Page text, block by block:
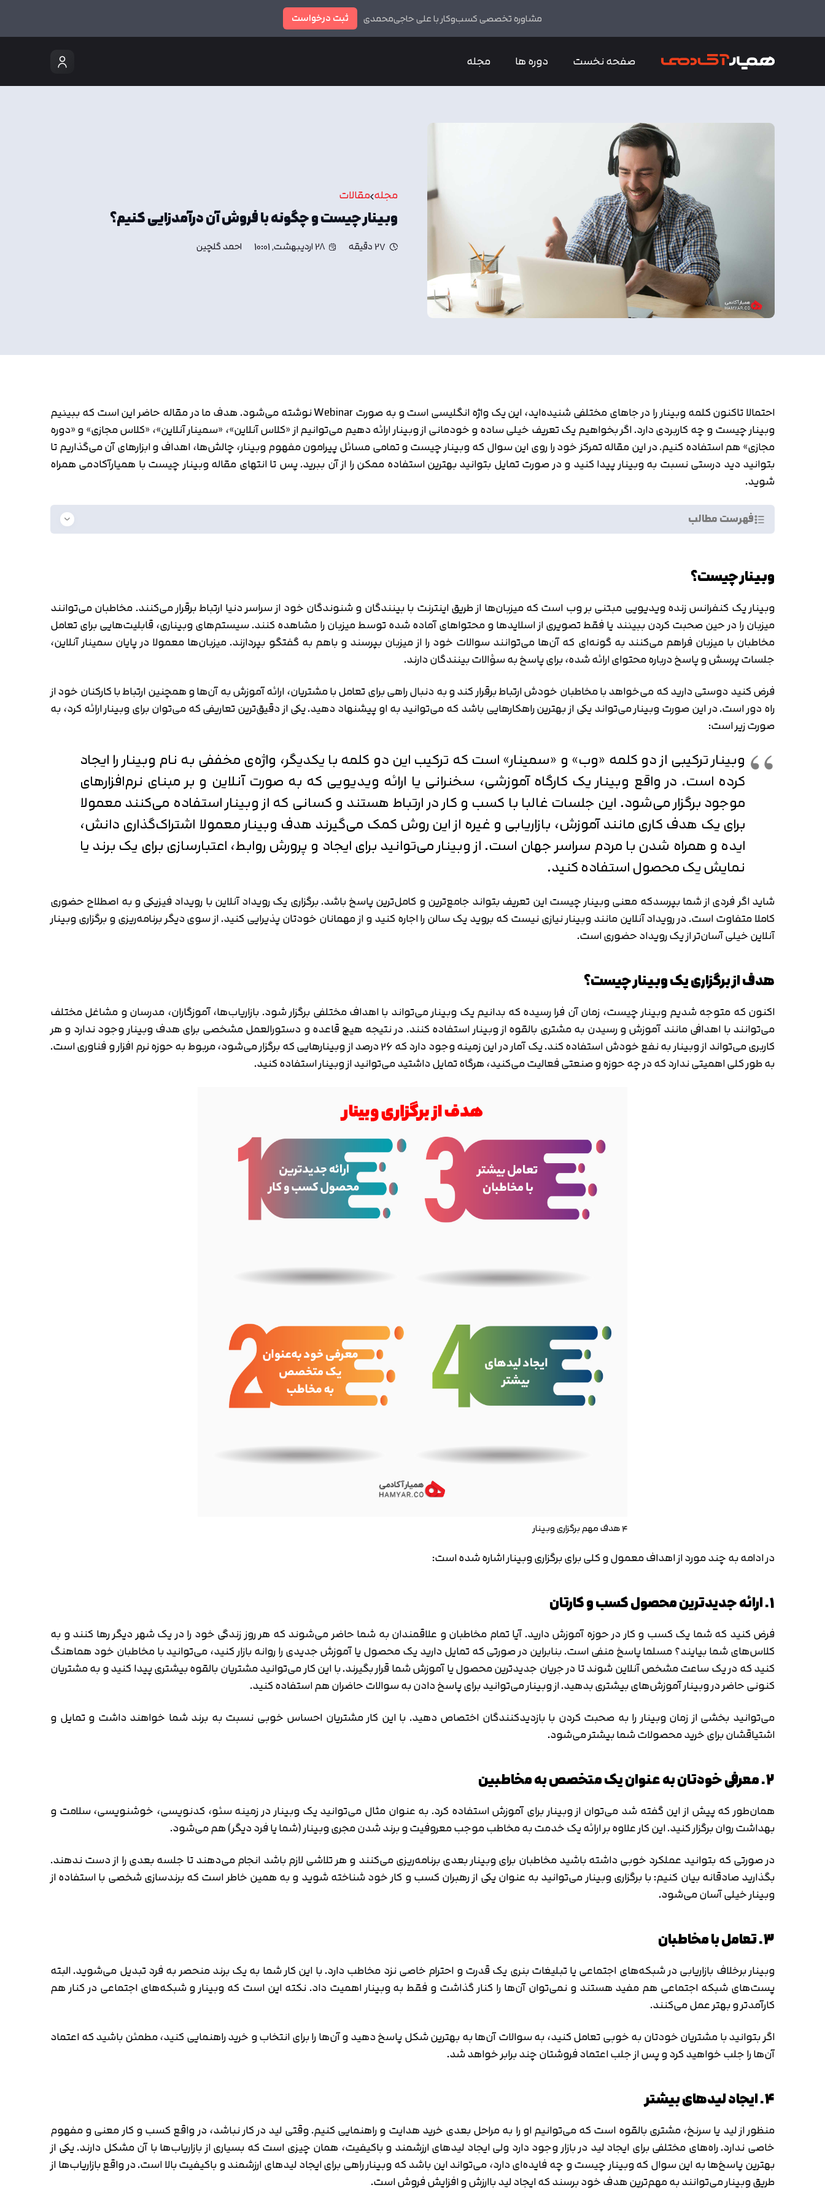
مشاوره تخصصی کسب‌وکار با علی حاجی‌محمدی ثبت درخواست
صفحه نخست دوره ها مجله
مجله مقالات
وبینار چیست و چگونه با فروش آن درآمدزایی کنیم؟
27 دقیقه 28 اردیبهشت, 10:01 احمد گلچین
احتمالا تاکنون کلمه وبینار را در جاهای مختلفی شنیده‌اید، این یک واژه انگلیسی است و به صورت Webinar نوشته می‌شود. هدف ما در مقاله حاضر این است که ببینیم
وبینار چیست و چه کاربردی دارد. اگر بخواهیم یک تعریف خیلی ساده و خودمانی از وبینار ارائه دهیم می‌توانیم از «کلاس آنلاین»، «سمینار آنلاین»، «کلاس مجازی» و «دوره
مجازی» هم استفاده کنیم. در این مقاله تمرکز خود را روی این سوال که وبینار چیست و تمامی مسائل پیرامون مفهوم وبینار، چالش‌ها، اهداف و ابزارهای آن می‌گذاریم تا
بتوانید دید درستی نسبت به وبینار پیدا کنید و در صورت تمایل بتوانید بهترین استفاده ممکن را از آن ببرید. پس تا انتهای مقاله وبینار چیست با همیارآکادمی همراه
شوید.
فهرست مطالب
وبینار چیست؟
وبینار یک کنفرانس زنده ویدیویی مبتنی بر وب است که میزبان‌ها از طریق اینترنت با بینندگان و شنوندگان خود از سراسر دنیا ارتباط برقرار می‌کنند. مخاطبان می‌‌توانند
میزبان را در حین صحبت کردن ببینند یا فقط تصویری از اسلایدها و محتواهای آماده شده توسط میزبان را مشاهده کنند. سیستم‌های وبیناری، قابلیت‌هایی برای تعامل
مخاطبان با میزبان فراهم می‌کنند به گونه‌ای که آن‌ها می‌توانند سوالات خود را از میزبان بپرسند و باهم به گفتگو بپردازند. میزبان‌ها معمولا در پایان سمینار آنلاین،
جلسات پرسش و پاسخ درباره محتوای ارائه شده، برای پاسخ به سؤالات بینندگان دارند.
فرض کنید دوستی دارید که می‌خواهد با مخاطبان خودش ارتباط برقرار کند و به دنبال راهی برای تعامل با مشتریان، ارائه آموزش به آن‌ها و همچنین ارتباط با کارکنان خود از
راه دور است. در این صورت وبینار می‌تواند یکی از بهترین راهکارهایی باشد که می‌توانید به او پیشنهاد دهید. یکی از دقیق‌ترین تعاریفی که می‌توان برای وبینار ارائه کرد، به
صورت زیر است:
وبینار ترکیبی از دو کلمه «وب» و «سمینار» است که ترکیب این دو کلمه با یکدیگر، واژه‌ی مخففی به نام وبینار را ایجاد
کرده است. در واقع وبینار یک کارگاه آموزشی، سخنرانی یا ارائه ویدیویی که به صورت آنلاین و بر مبنای نرم‌افزارهای
موجود برگزار می‌شود. این جلسات غالبا با کسب و کار در ارتباط هستند و کسانی که از وبینار استفاده می‌کنند معمولا
برای یک هدف کاری مانند آموزش، بازاریابی و غیره از این روش کمک می‌گیرند هدف وبینار معمولا اشتراک‌گذاری دانش،
ایده و همراه شدن با مردم سراسر جهان است. از وبینار می‌توانید برای ایجاد و پرورش روابط، اعتبارسازی برای یک برند یا
نمایش یک محصول استفاده کنید.
شاید اگر فردی از شما بپرسدکه معنی وبینار چیست این تعریف بتواند جامع‌ترین و کامل‌ترین پاسخ باشد. برگزاری یک رویداد آنلاین با رویداد فیزیکی و به اصطلاح حضوری
کاملا متفاوت است. در رویداد آنلاین مانند وبینار نیازی نیست که بروید یک سالن را اجاره کنید و از مهمانان خودتان پذیرایی کنید. از سوی دیگر برنامه‌ریزی و برگزاری وبینار
آنلاین خیلی آسان‌تر از یک رویداد حضوری است.
هدف از برگزاری یک وبینار چیست؟
اکنون که متوجه شدیم وبینار چیست، زمان آن فرا رسیده که بدانیم یک وبینار می‌تواند با اهداف مختلفی برگزار شود. بازاریاب‌ها، آموزگاران، مدرسان و مشاغل مختلف
می‌توانند با اهدافی مانند آموزش و رسیدن به مشتری بالقوه از وبینار استفاده کنند. در نتیجه هیچ قاعده و دستورالعمل مشخصی برای هدف وبینار وجود ندارد و هر
کاربری می‌تواند از وبینار به نفع خودش استفاده کند. یک آمار در این زمینه وجود دارد که 26 درصد از وبینارهایی که برگزار می‌شود، مربوط به حوزه نرم افزار و فناوری است.
به طور کلی اهمیتی ندارد که در چه حوزه و صنعتی فعالیت می‌کنید، هرگاه تمایل داشتید می‌توانید از وبینار استفاده کنید.
۴ هدف مهم برگزاری وبینار
در ادامه به چند مورد از اهداف معمول و کلی برای برگزاری وبینار اشاره شده است:
1. ارائه جدیدترین محصول کسب و کارتان
فرض کنید که شما یک کسب و کار در حوزه آموزش دارید. آیا تمام مخاطبان و علاقمندان به شما حاضر می‌شوند که هر روز زندگی خود را در یک شهر دیگر رها کنند و به
کلاس‌های شما بیایند؟ مسلما پاسخ منفی است. بنابراین در صورتی که تمایل دارید یک محصول یا آموزش جدیدی را روانه بازار کنید، می‌توانید با مخاطبان خود هماهنگ
کنید که در یک ساعت مشخص آنلاین شوند تا در جریان جدیدترین محصول یا آموزش شما قرار بگیرند. با این کار می‌توانید مشتریان بالقوه بیشتری پیدا کنید و به مشتریان
کنونی حاضر در وبینار آموزش‌های بیشتری بدهید. از وبینار می‌توانید برای پاسخ دادن به سوالات حاضران هم استفاده کنید.
می‌توانید بخشی از زمان وبینار را به صحبت کردن با بازدیدکنندگان اختصاص دهید. با این کار مشتریان احساس خوبی نسبت به برند شما خواهند داشت و تمایل و
اشتیاقشان برای خرید محصولات شما بیشتر می‌شود.
2. معرفی خودتان به عنوان یک متخصص به مخاطبین
همان‌طور که پیش از این گفته شد می‌توان از وبینار برای آموزش استفاده کرد. به عنوان مثال می‌توانید یک وبینار در زمینه سئو، کدنویسی، خوشنویسی، سلامت و
بهداشت روان برگزار کنید. این کار علاوه بر ارائه یک خدمت به مخاطب موجب معروفیت و برند شدن مجری وبینار (شما یا فرد دیگر) هم می‌شود.
در صورتی که بتوانید عملکرد خوبی داشته باشید مخاطبان برای وبینار بعدی برنامه‌ریزی می‌کنند و هر تلاشی لازم باشد انجام می‌دهند تا جلسه بعدی را از دست ندهند.
بگذارید صادقانه بیان کنیم: با برگزاری وبینار می‌توانید به عنوان یکی از رهبران کسب و کار خود شناخته شوید و به همین خاطر است که برندسازی شخصی با استفاده از
وبینار خیلی آسان می‌شود.
3. تعامل با مخاطبان
وبینار برخلاف بازاریابی در شبکه‌های اجتماعی یا تبلیغات بنری یک قدرت و احترام خاصی نزد مخاطب دارد. با این کار شما به یک برند منحصر به فرد تبدیل می‌شوید. البته
پست‌های شبکه اجتماعی هم مفید هستند و نمی‌توان آن‌ها را کنار گذاشت و فقط به وبینار اهمیت داد. نکته این است که وبینار و شبکه‌های اجتماعی در کنار هم
کارآمدتر و بهتر عمل می‌کنند.
اگر بتوانید با مشتریان خودتان به خوبی تعامل کنید، به سوالات آن‌ها به بهترین شکل پاسخ دهید و آن‌ها را برای انتخاب و خرید راهنمایی کنید، مطمئن باشید که اعتماد
آن‌ها را جلب خواهید کرد و پس از جلب اعتماد فروشتان چند برابر خواهد شد.
4. ایجاد لیدهای بیشتر
منظور از لید یا سرنخ‌، مشتری بالقوه است که می‌توانیم او را به مراحل بعدی خرید هدایت و راهنمایی کنیم. وقتی لید در کار نباشد، در واقع کسب و کار معنی و مفهوم
خاصی ندارد. راه‌های مختلفی برای ایجاد لید در بازار وجود دارد ولی ایجاد لیدهای ارزشمند و باکیفیت، همان چیزی است که بسیاری از بازاریاب‌ها با آن مشکل دارند. یکی از
بهترین پاسخ‌ها به این سوال که وبینار چیست و چه فایده‌ای دارد، می‌تواند این باشد که وبینار راهی برای ایجاد لیدهای ارزشمند و باکیفیت بالا است. در واقع بازاریاب‌ها از
طریق وبینار می‌توانند به مهم‌ترین هدف خود برسند که ایجاد لید باارزش و افزایش فروش است.
تایید کد
متوجه شدم